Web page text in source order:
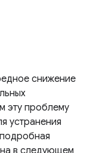
снижение
эту проблему
устранения
​​в следующем